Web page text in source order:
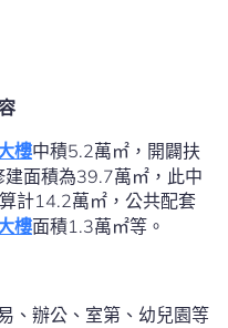
樓中積5.2萬㎡，開闢扶
面積為39.7萬㎡，此中
計14.2萬㎡，公共配套
樓面積1.3萬㎡等。
、辦公、室第、幼兒園等